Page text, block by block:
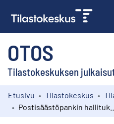
OTOS
Tilastokeskuksen
Kokoelmat
Etusivu Tilastokeskus